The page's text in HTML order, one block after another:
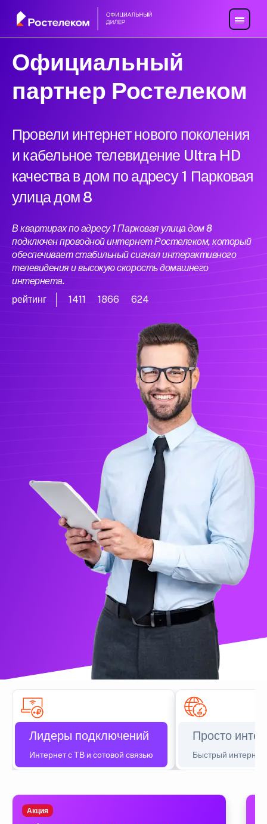
Официальный
партнер Ростелеком
Провели интернет нового поколения
и кабельное телевидение Ultra HD
качества в дом по адресу 1 Парковая
улица дом 8
В квартирах по адресу 1 Парковая улица дом 8
подключен проводной интернет Ростелеком, который
обеспечивает стабильный сигнал интерактивного
телевидения и высокую скорость домашнего
интернета.
рейтинг
1411 1866 624
Лидеры подключений
Интернет с ТВ и сотовой связью
Просто
Быстрый интернет
Акция